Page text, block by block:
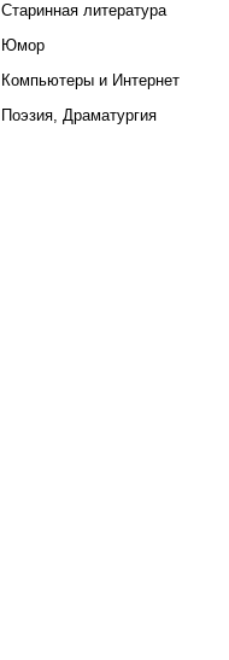
Старинная литература
Юмор
Компьютеры и Интернет
Поэзия, Драматургия